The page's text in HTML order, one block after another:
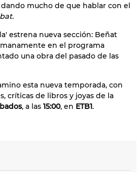
mucho de que hablar con el
estrena nueva sección: Beñat
en el programa
una obra del pasado de las
esta nueva temporada, con
críticas de libros y joyas de la
, a las 15:00, en ETB1.